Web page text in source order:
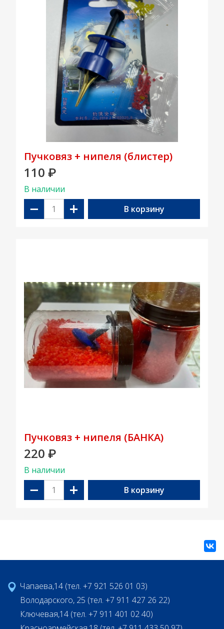
Пучковяз + нипеля (блистер)
110 ₽
В наличии
− + В корзину
Пучковяз + нипеля (БАНКА)
220 ₽
В наличии
− + В корзину
Чапаева,14 (тел. +7 921 526 01 03)
Володарского, 25 (тел. +7 911 427 26 22)
Ключевая,14 (тел. +7 911 401 02 40)